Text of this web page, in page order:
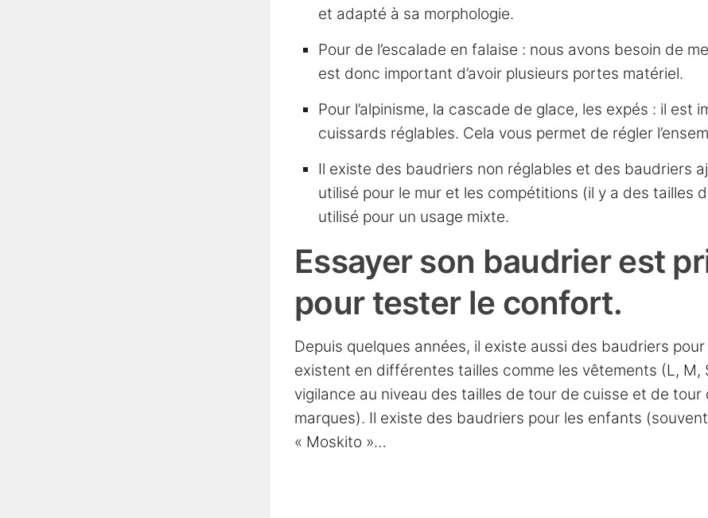
et adapté à sa morphologie.
Pour de l’escalade en falaise : nous avons besoin de
est donc important d’avoir plusieurs portes matériel.
Pour l’alpinisme, la cascade de glace, les expés : il
cuissards réglables. Cela vous permet de régler
Il existe des baudriers non réglables et des baudriers
utilisé pour le mur et les compétitions (il y a des
utilisé pour un usage mixte.
Essayer son baudrier est
pour tester le confort.
Depuis quelques années, il existe aussi des baudriers
existent en différentes tailles comme les vêtements (L, M,
vigilance au niveau des tailles de tour de cuisse et de tour
marques). Il existe des baudriers pour les enfants
« Moskito »…